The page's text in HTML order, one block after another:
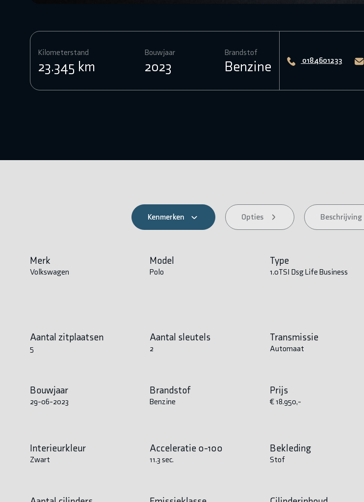
Kilometerstand
23.345 km
Bouwjaar
2023
Brandstof
Benzine 0184601233
Kenmerken Opties Beschrijving
Merk
Volkswagen
Model
Polo
Type
1.0TSI Dsg Life Business
Aantal zitplaatsen
5
Aantal sleutels
2
Transmissie
Automaat
Bouwjaar
29-06-2023
Brandstof
Benzine
Prijs
€ 18.950,-
Interieurkleur
Zwart
Acceleratie 0-100
11.3 sec.
Bekleding
Stof